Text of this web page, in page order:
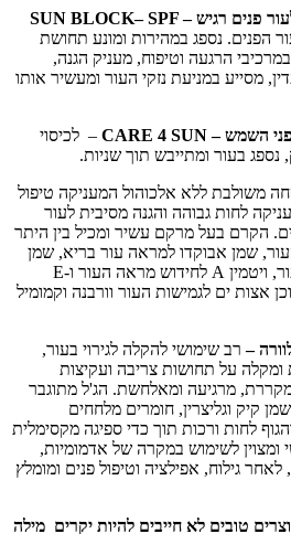
קרם לחות והגנה היפואלרגני לעור פנים רגיש – SUN BLOCK– SPF
הפנים. נספג במהירות ומונע תחושת
הרגעה וטיפוח, מעניק הגנה,
מסייע במניעת נזקי העור ומעשיר אותו
– לכיסוי
נספג בעור ומתייבש תוך שניות.
משולבת ללא אלכוהול המעניקה טיפול
לחות גבוהה והגנה מסיבית לעור
הקרם בעל מרקם עשיר ומכיל בין היתר
שמן אבוקדו למראה עור בריא, שמן
זרעי משמש לשיפור מרקם העור, ויטמין A לחידוש מראה העור ו-E
אצות ים לגמישות העור וורבנה וקמומיל
רב שימושי להקלה לגירוי בעור,
על תחושות צריבה ועקיצות
מרגיעה ומאלחשת. הג'ל מתוגבר
שמן קיק וגליצרין, חומרים מלחחים
לחות ורכות תוך כדי ספיגה מקסימלית
ומצוין לשימוש במקרה של אדמומיות,
לאחר גילוח, אפילציה וטיפול פנים ומומלץ
טובים לא חייבים להיות יקרים מילה